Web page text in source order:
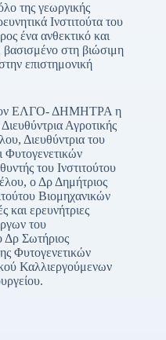
της γεωργικής
Ινστιτούτα του
ένα ανθεκτικό και
βασισμένο στη βιώσιμη
επιστημονική
τον ΕΛΓΟ- ΔΗΜΗΤΡΑ η
Αγροτικής
Διευθύντρια του
Φυτογενετικών
του Ινστιτούτου
ο Δρ Δημήτριος
Βιομηχανικών
και ερευνήτριες
του
Σωτήριος
Φυτογενετικών
Καλλιεργούμενων